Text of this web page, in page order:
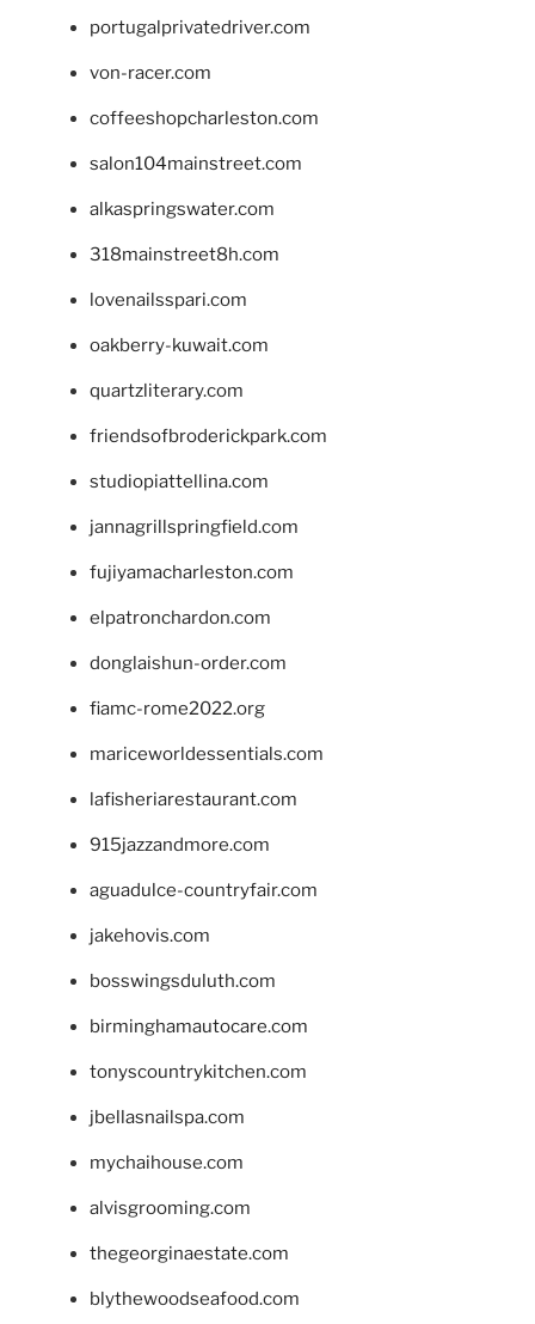
portugalprivatedriver.com
von-racer.com
coffeeshopcharleston.com
salon104mainstreet.com
alkaspringswater.com
318mainstreet8h.com
lovenailsspari.com
oakberry-kuwait.com
quartzliterary.com
friendsofbroderickpark.com
studiopiattellina.com
jannagrillspringfield.com
fujiyamacharleston.com
elpatronchardon.com
donglaishun-order.com
fiamc-rome2022.org
mariceworldessentials.com
lafisheriarestaurant.com
915jazzandmore.com
aguadulce-countryfair.com
jakehovis.com
bosswingsduluth.com
birminghamautocare.com
tonyscountrykitchen.com
jbellasnailspa.com
mychaihouse.com
alvisgrooming.com
thegeorginaestate.com
blythewoodseafood.com